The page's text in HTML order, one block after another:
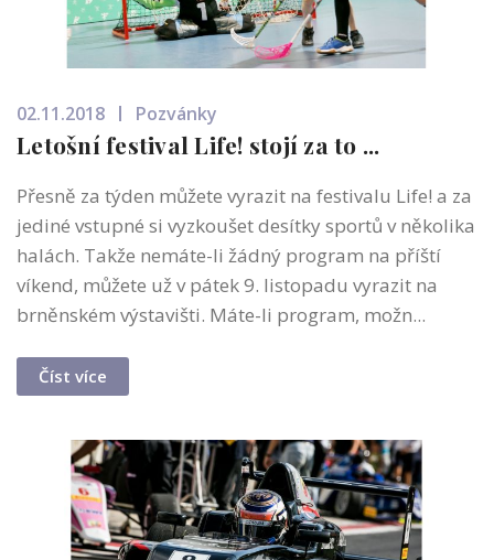
02.11.2018 Pozvánky
Letošní festival Life! stojí za to ...
Přesně za týden můžete vyrazit na festivalu Life! a za
jediné vstupné si vyzkoušet desítky sportů v několika
halách. Takže nemáte-li žádný program na příští
víkend, můžete už v pátek 9. listopadu vyrazit na
brněnském výstavišti. Máte-li program, možn...
Číst více